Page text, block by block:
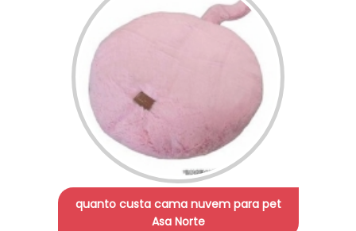
quanto custa cama nuvem para pet
Asa Norte